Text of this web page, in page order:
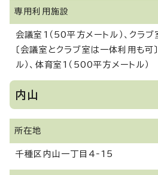
専用利用施設
会議室1（50平方メートル）、クラブ
〔会議室とクラブ室は一体利用も可
ル）、体育室1（500平方メートル）
内山
所在地
千種区内山一丁目4‐15